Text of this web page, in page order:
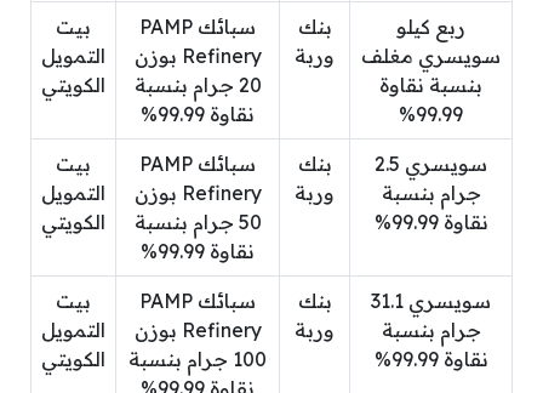
ربع كيلو
سويسري مغلف
بنسبة نقاوة
99.99%
بنك
وربة
سبائك PAMP
Refinery بوزن
20 جرام بنسبة
نقاوة 99.99%
بيت
التمويل
الكويتي
سويسري 2.5
جرام بنسبة
نقاوة 99.99%
بنك
وربة
سبائك PAMP
Refinery بوزن
50 جرام بنسبة
نقاوة 99.99%
بيت
التمويل
الكويتي
سويسري 31.1
جرام بنسبة
نقاوة 99.99%
بنك
وربة
سبائك PAMP
Refinery بوزن
100 جرام بنسبة
بيت
التمويل
الكويتي